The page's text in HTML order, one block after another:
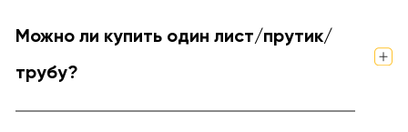
Можно ли купить один лист/прутик/
трубу?